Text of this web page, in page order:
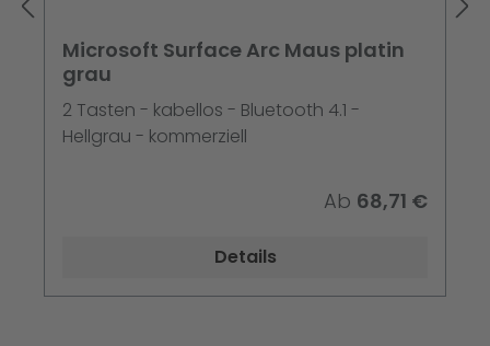
Microsoft Surface Arc Maus platin
grau
2 Tasten - kabellos - Bluetooth 4.1 -
Hellgrau - kommerziell
Ab 68,71 €
Details